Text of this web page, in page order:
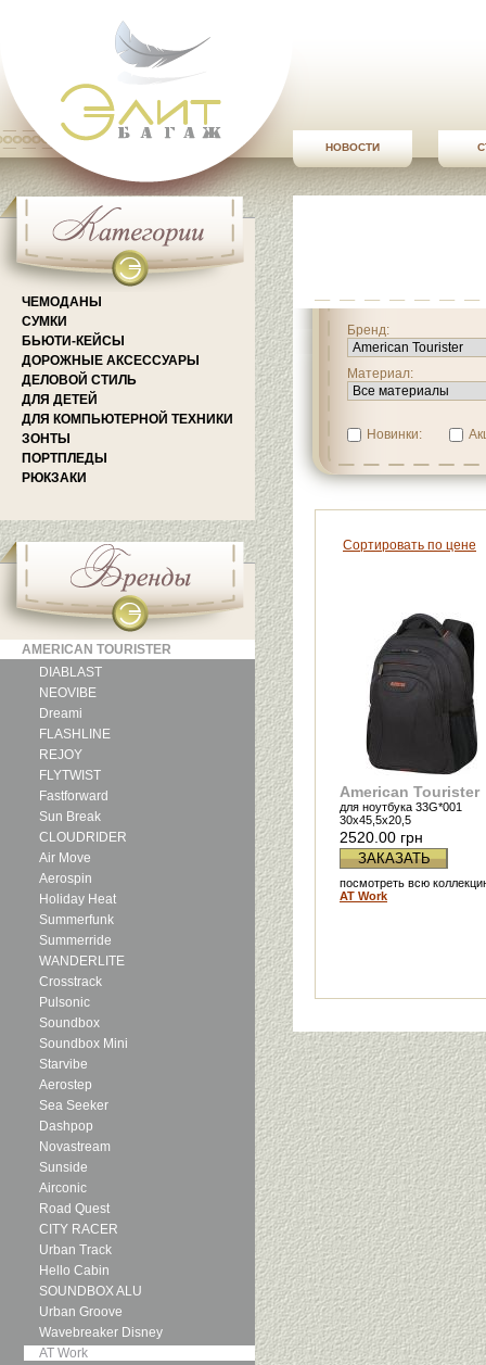
НОВОСТИ
ЧЕМОДАНЫ
СУМКИ
БЬЮТИ-КЕЙСЫ
ДОРОЖНЫЕ АКСЕССУАРЫ
ДЕЛОВОЙ СТИЛЬ
ДЛЯ ДЕТЕЙ
ДЛЯ КОМПЬЮТЕРНОЙ ТЕХНИКИ
ЗОНТЫ
ПОРТПЛЕДЫ
РЮКЗАКИ
AMERICAN TOURISTER
DIABLAST
NEOVIBE
Dreami
FLASHLINE
REJOY
FLYTWIST
Fastforward
Sun Break
CLOUDRIDER
Air Move
Aerospin
Holiday Heat
Summerfunk
Summerride
WANDERLITE
Crosstrack
Pulsonic
Soundbox
Soundbox Mini
Starvibe
Aerostep
Sea Seeker
Dashpop
Novastream
Sunside
Airconic
Road Quest
CITY RACER
Urban Track
Hello Cabin
SOUNDBOX ALU
Urban Groove
Wavebreaker Disney
AT Work
Бренд:
Материал:
Новинки:
Сортировать по цене
American Tourister
для ноутбука 33G*001
30x45,5x20,5
2520.00 грн
ЗАКАЗАТЬ
посмотреть всю
AT Work